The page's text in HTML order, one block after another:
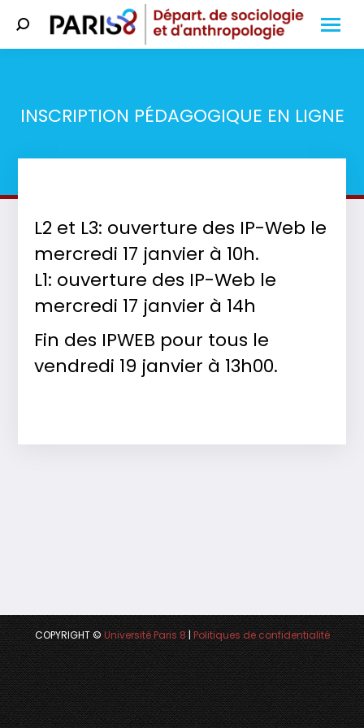
Search:
INSCRIPTION PÉDAGOGIQUE EN LIGNE
L2 et L3: ouverture des IP-Web le
mercredi 17 janvier à 10h.
L1: ouverture des IP-Web le
mercredi 17 janvier à 14h
Fin des IPWEB pour tous le
vendredi 19 janvier à 13h00.
COPYRIGHT ©Université Paris 8|Politiques de confidentialité